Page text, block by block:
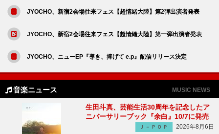
JYOCHO、新宿2会場往来フェス【超情緒大陸】第2弾出演者発表
JYOCHO、新宿2会場往来フェス【超情緒大陸】第一弾出演者発表
JYOCHO、ニューEP『導き、捧げて e.p』配信リリース決定
音楽ニュース MUSIC NEWS
生田斗真、芸能生活30周年を記念したア
ニバーサリーブック『余白』10/7に発売
Ｊ－ＰＯＰ
2026年8月6日